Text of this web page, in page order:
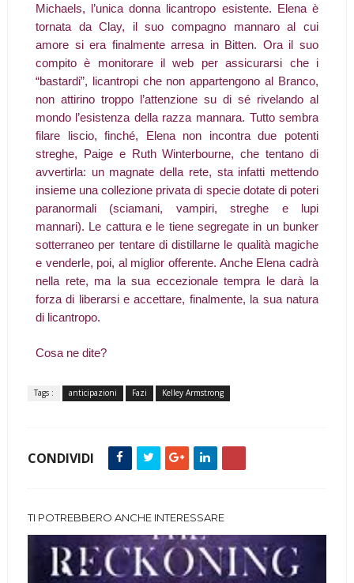
Michaels, l’unica donna licantropo esistente. Elena è
tornata da Clay, il suo compagno mannaro al cui
amore si era finalmente arresa in Bitten. Ora il suo
compito è monitorare il web per assicurarsi che i
“bastardi”, licantropi che non appartengono al Branco,
non attirino troppo l’attenzione su di sé rivelando al
mondo l’esistenza della razza mannara. Tutto sembra
filare liscio, finché, Elena non incontra due potenti
streghe, Paige e Ruth Winterbourne, che tentano di
avvertirla: un magnate della rete, sta infatti mettendo
insieme una collezione privata di specie dotate di poteri
paranormali (sciamani, vampiri, streghe e lupi
mannari). Le cattura e le tiene segregate in un bunker
sotterraneo per tentare di distillarne le qualità magiche
e venderle, poi, al miglior offerente. Anche Elena cadrà
nella rete, ma la sua eccezionale tempra le darà la
forza di liberarsi e accettare, finalmente, la sua natura
di licantropo.
Cosa ne dite?
Tags : anticipazioni Fazi Kelley Armstrong
CONDIVIDI
TI POTREBBERO ANCHE INTERESSARE